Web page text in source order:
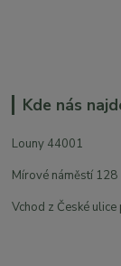
Kde nás
Louny 44001
Mírové náměstí 128
Vchod z České